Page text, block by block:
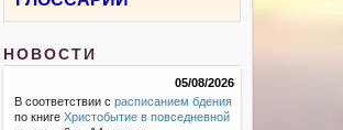
НОВОСТИ
05/08/2026
В соответствии срасписанием бдения
по книгеХристобытие в повседневной